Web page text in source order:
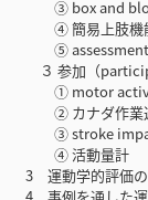
③ box and block
④ 簡易上肢機
⑤ assessment of
３ 参加（
① motor activity
② カナダ作業遂
③ stroke impact
④ 活動量計
3 運動学的評価